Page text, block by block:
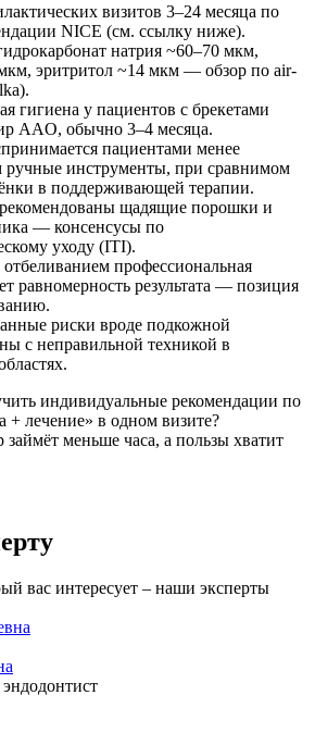
визитов 3–24 месяца по
NICE (см. ссылку ниже).
натрия ~60–70 мкм,
эритритол ~14 мкм — обзор по air-
гигиена у пациентов с брекетами
AAO, обычно 3–4 месяца.
пациентами менее
ручные инструменты, при сравнимом
в поддерживающей терапии.
щадящие порошки и
— консенсусы по
уходу (ITI).
профессиональная
равномерность результата — позиция
риски вроде подкожной
с неправильной техникой в
индивидуальные рекомендации по
+ лечение» в одном визите?
меньше часа, а пользы хватит
вас интересует – наши эксперты